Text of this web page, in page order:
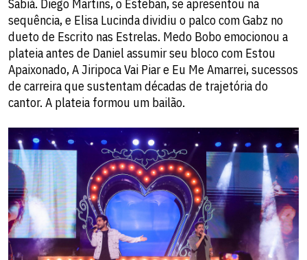
Sabiá. Diego Martins, o Esteban, se apresentou na
sequência, e Elisa Lucinda dividiu o palco com Gabz no
dueto de Escrito nas Estrelas. Medo Bobo emocionou a
plateia antes de Daniel assumir seu bloco com Estou
Apaixonado, A Jiripoca Vai Piar e Eu Me Amarrei, sucessos
de carreira que sustentam décadas de trajetória do
cantor. A plateia formou um bailão.